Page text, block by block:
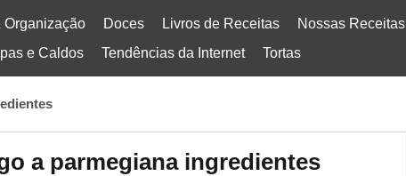
Organização Doces Livros de Receitas Nossas Receitas
e Caldos Tendências da Internet Tortas
a parmegiana ingredientes